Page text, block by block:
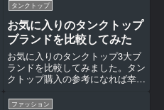
タンクトップ
お気に入りのタンクトップ
ブランドを比較してみた
お気に入りのタンクトップ3大ブ
ランドを比較してみました。タン
クトップ購入の参考になれば幸い
ファッション